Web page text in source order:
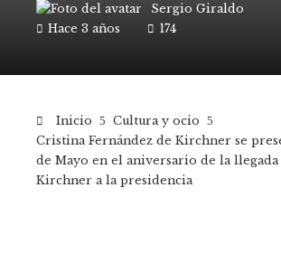
Sergio Giraldo
Hace 3 años
174
Inicio
Cultura y ocio
Cristina Fernández de Kirchner se
de Mayo en el aniversario de la llegada
Kirchner a la presidencia